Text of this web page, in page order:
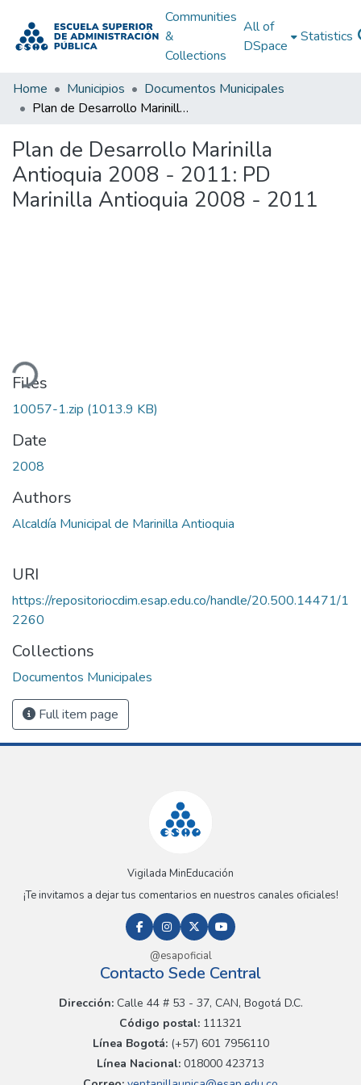
Communities
&
Collections
All of
DSpace
Statistics
Home Municipios
Documentos Municipales
Plan de Desarrollo Marinilla Antioquia 2008 - 2011: PD Marinilla Antioquia 2008 - 2011
Plan de Desarrollo Marinilla
Antioquia 2008 - 2011: PD
Marinilla Antioquia 2008 - 2011
Files
10057-1.zip (1013.9 KB)
Date
2008
Authors
Alcaldía Municipal de Marinilla Antioquia
URI
https://repositoriocdim.esap.edu.co/handle/20.500.14471/1
2260
Collections
Documentos Municipales
Full item page
Vigilada MinEducación
¡Te invitamos a dejar tus comentarios en nuestros canales oficiales!
@esapoficial
Contacto Sede Central
Dirección:Calle 44 # 53 - 37, CAN, Bogotá D.C.
Código postal: 111321
Línea Bogotá:(+57) 601 7956110
Línea Nacional: 018000 423713